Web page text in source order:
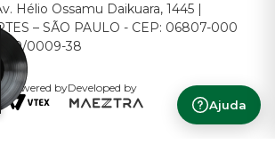
Ajuda
Hélio Ossamu Daikuara, 1445 |
– SÃO PAULO - CEP: 06807-000
0009-38
Powered byDeveloped by